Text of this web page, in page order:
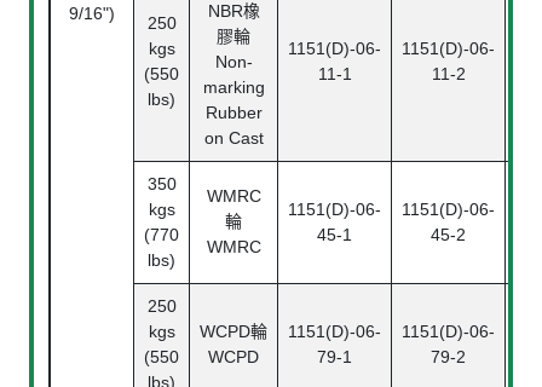
9/16")
250
kgs
(550
lbs)
NBR橡
膠輪
Non-
marking
Rubber
on Cast
1151(D)-06-
11-1
1151(D)-06-
11-2
350
kgs
(770
lbs)
WMRC
輪
WMRC
1151(D)-06-
45-1
1151(D)-06-
45-2
250
kgs
(550
lbs)
WCPD輪
WCPD
1151(D)-06-
79-1
1151(D)-06-
79-2